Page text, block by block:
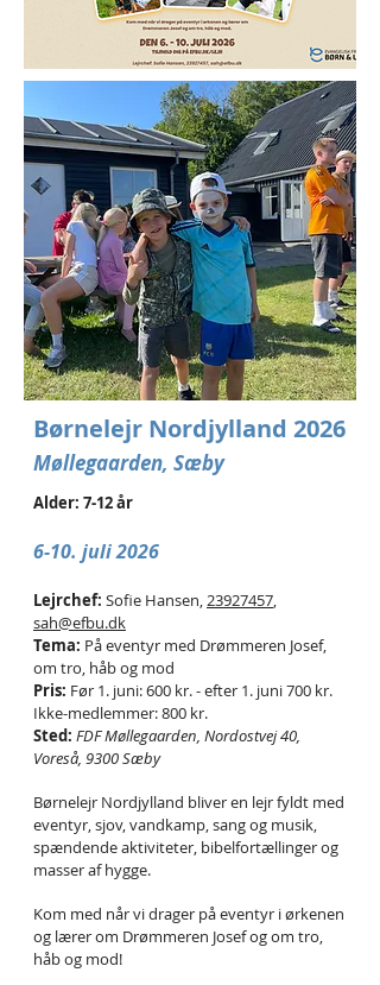
Børnelejr Nordjylland 2026
Møllegaarden, Sæby
Alder: 7-12 år
6-10. juli 2026
Lejrchef: Sofie Hansen,23927457,
sah@efbu.dk
Tema: På eventyr med Drømmeren Josef,
om tro, håb og mod
Pris: Før 1. juni: 600 kr. - efter 1. juni 700 kr.
Ikke-medlemmer: 800 kr.
Sted: FDF Møllegaarden, Nordostvej 40,
Voreså, 9300 Sæby
Børnelejr Nordjylland bliver en lejr fyldt med
eventyr, sjov, vandkamp, sang og musik,
spændende aktiviteter, bibelfortællinger og
masser af hygge.
Kom med når vi drager på eventyr i ørkenen
og lærer om Drømmeren Josef og om tro,
håb og mod!